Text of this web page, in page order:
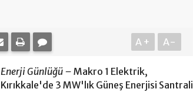
A+ A-
Enerji Günlüğü – Makro 1 Elektrik,
Kırıkkale'de 3 MW'lık Güneş Enerjisi Santrali